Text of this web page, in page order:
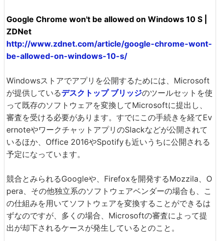
Google Chrome won't be allowed on Windows 10 S |
ZDNet
http://www.zdnet.com/article/google-chrome-wont-
be-allowed-on-windows-10-s/
Windowsストアでアプリを公開するためには、Microsoft
が提供しているデスクトップ ブリッジのツールセットを使
って既存のソフトウェアを変換してMicrosoftに提出し、
審査を受ける必要があります。すでにこの手続きを経てEv
ernoteやワークチャットアプリのSlackなどが公開されて
いるほか、Office 2016やSpotifyも近いうちに公開される
予定になっています。
競合とみられるGoogleや、Firefoxを開発するMozzila、O
pera、その他独立系のソフトウェアベンダーの場合も、こ
の仕組みを用いてソフトウェアを変換することができるは
ずなのですが、多くの場合、Microsoftの審査によって提
出が却下されるケースが発生しているとのこと。